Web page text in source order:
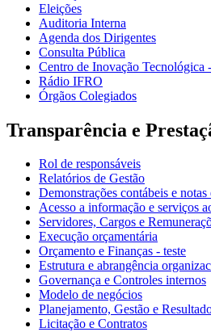
Eleições
Auditoria Interna
Agenda dos Dirigentes
Consulta Pública
Centro de Inovação Tecnológica
Rádio IFRO
Órgãos Colegiados
Transparência e
Rol de responsáveis
Relatórios de Gestão
Demonstrações contábeis e
Acesso a informação e serviços
Servidores, Cargos e
Execução orçamentária
Orçamento e Finanças - teste
Estrutura e abrangência
Governança e Controles internos
Modelo de negócios
Planejamento, Gestão e
Licitação e Contratos